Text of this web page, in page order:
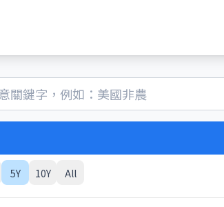
5Y 10Y All